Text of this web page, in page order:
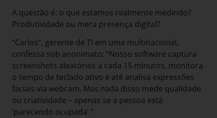
A questão é: o que estamos realmente medindo?
Produtividade ou mera presença digital?
“Carlos”, gerente de TI em uma multinacional,
confessa sob anonimato: “Nosso software captura
screenshots aleatórios a cada 15 minutos, monitora
o tempo de teclado ativo e até analisa expressões
faciais via webcam. Mas nada disso mede qualidade
ou criatividade – apenas se a pessoa está
‘parecendo ocupada’.”